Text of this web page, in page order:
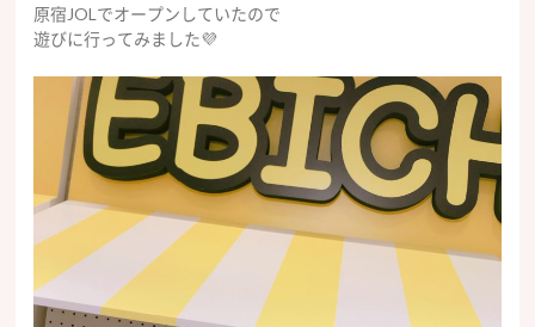
原宿JOLでオープンしていたので
遊びに行ってみました💜